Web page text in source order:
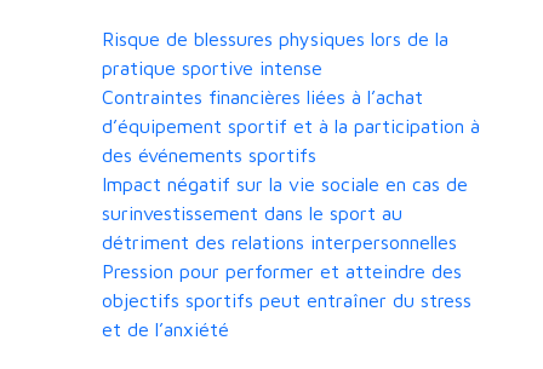
Risque de blessures physiques lors de la
pratique sportive intense
Contraintes financières liées à l’achat
d’équipement sportif et à la participation à
des événements sportifs
Impact négatif sur la vie sociale en cas de
surinvestissement dans le sport au
détriment des relations interpersonnelles
Pression pour performer et atteindre des
objectifs sportifs peut entraîner du stress
et de l’anxiété